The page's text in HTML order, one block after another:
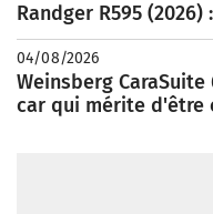
Randger R595
04/08/2026
Weinsberg CaraSuite
car qui mérite d'être